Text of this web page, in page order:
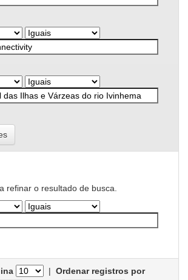
refinar o resultado de busca.
| Ordenar registros por